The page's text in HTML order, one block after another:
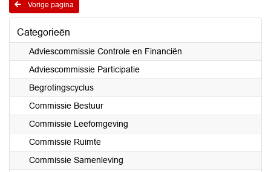
Vorige pagina
Categorieën
Adviescommissie Controle en Financiën
Adviescommissie Participatie
Begrotingscyclus
Commissie Bestuur
Commissie Leefomgeving
Commissie Ruimte
Commissie Samenleving